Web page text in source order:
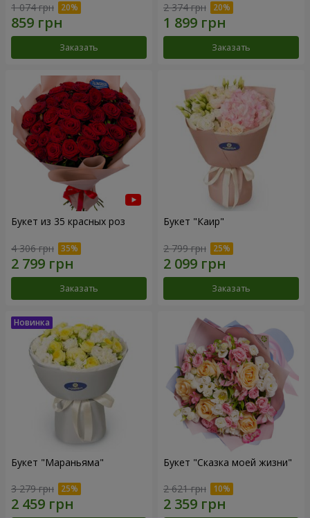
1 074 грн
Заказать
2 374 грн
Заказать
Букет из 35 красных роз
4 306 грн
Заказать
Букет "Каир"
2 799 грн
Заказать
Букет "Мараньяма"
3 279 грн
Букет "Сказка моей жизни"
2 621 грн